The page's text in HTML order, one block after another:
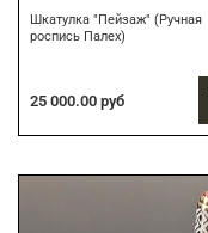
Шкатулка "Пейзаж" (Ручная
роспись Палех)
25 000.00 руб